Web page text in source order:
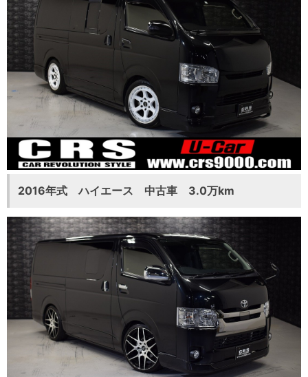
2016年式 ハイエース 中古車 3.0万km